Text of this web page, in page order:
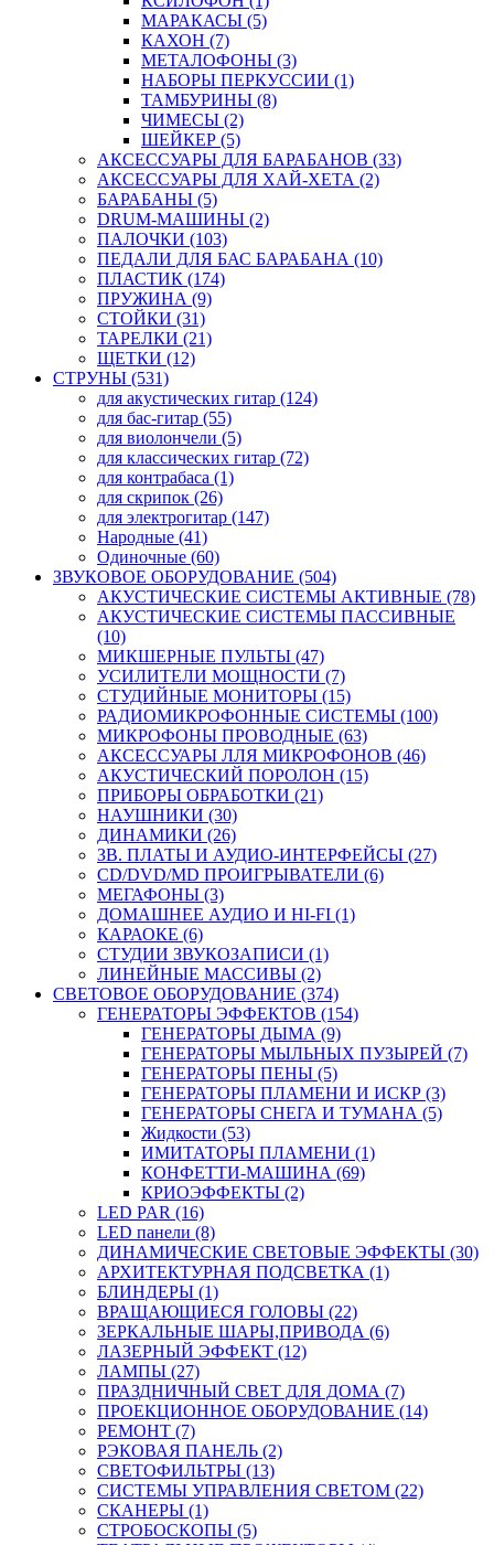
МАРАКАСЫ (5)
КАХОН (7)
МЕТАЛОФОНЫ (3)
НАБОРЫ ПЕРКУССИИ (1)
ТАМБУРИНЫ (8)
ЧИМЕСЫ (2)
ШЕЙКЕР (5)
АКСЕССУАРЫ ДЛЯ БАРАБАНОВ (33)
АКСЕССУАРЫ ДЛЯ ХАЙ-ХЕТА (2)
БАРАБАНЫ (5)
DRUM-МАШИНЫ (2)
ПАЛОЧКИ (103)
ПЕДАЛИ ДЛЯ БАС БАРАБАНА (10)
ПЛАСТИК (174)
ПРУЖИНА (9)
СТОЙКИ (31)
ТАРЕЛКИ (21)
ЩЕТКИ (12)
СТРУНЫ (531)
для акустических гитар (124)
для бас-гитар (55)
для виолончели (5)
для классических гитар (72)
для контрабаса (1)
для скрипок (26)
для электрогитар (147)
Народные (41)
Одиночные (60)
ЗВУКОВОЕ ОБОРУДОВАНИЕ (504)
АКУСТИЧЕСКИЕ СИСТЕМЫ АКТИВНЫЕ (78)
АКУСТИЧЕСКИЕ СИСТЕМЫ ПАССИВНЫЕ
(10)
МИКШЕРНЫЕ ПУЛЬТЫ (47)
УСИЛИТЕЛИ МОЩНОСТИ (7)
СТУДИЙНЫЕ МОНИТОРЫ (15)
РАДИОМИКРОФОННЫЕ СИСТЕМЫ (100)
МИКРОФОНЫ ПРОВОДНЫЕ (63)
АКСЕССУАРЫ ЛЛЯ МИКРОФОНОВ (46)
АКУСТИЧЕСКИЙ ПОРОЛОН (15)
ПРИБОРЫ ОБРАБОТКИ (21)
НАУШНИКИ (30)
ДИНАМИКИ (26)
ЗВ. ПЛАТЫ И АУДИО-ИНТЕРФЕЙСЫ (27)
CD/DVD/MD ПРОИГРЫВАТЕЛИ (6)
МЕГАФОНЫ (3)
ДОМАШНЕЕ АУДИО И HI-FI (1)
КАРАОКЕ (6)
СТУДИИ ЗВУКОЗАПИСИ (1)
ЛИНЕЙНЫЕ МАССИВЫ (2)
СВЕТОВОЕ ОБОРУДОВАНИЕ (374)
ГЕНЕРАТОРЫ ЭФФЕКТОВ (154)
ГЕНЕРАТОРЫ ДЫМА (9)
ГЕНЕРАТОРЫ МЫЛЬНЫХ ПУЗЫРЕЙ (7)
ГЕНЕРАТОРЫ ПЕНЫ (5)
ГЕНЕРАТОРЫ ПЛАМЕНИ И ИСКР (3)
ГЕНЕРАТОРЫ СНЕГА И ТУМАНА (5)
Жидкости (53)
ИМИТАТОРЫ ПЛАМЕНИ (1)
КОНФЕТТИ-МАШИНА (69)
КРИОЭФФЕКТЫ (2)
LED PAR (16)
LED панели (8)
ДИНАМИЧЕСКИЕ СВЕТОВЫЕ ЭФФЕКТЫ (30)
АРХИТЕКТУРНАЯ ПОДСВЕТКА (1)
БЛИНДЕРЫ (1)
ВРАЩАЮЩИЕСЯ ГОЛОВЫ (22)
ЗЕРКАЛЬНЫЕ ШАРЫ,ПРИВОДА (6)
ЛАЗЕРНЫЙ ЭФФЕКТ (12)
ЛАМПЫ (27)
ПРАЗДНИЧНЫЙ СВЕТ ДЛЯ ДОМА (7)
ПРОЕКЦИОННОЕ ОБОРУДОВАНИЕ (14)
РЕМОНТ (7)
РЭКОВАЯ ПАНЕЛЬ (2)
СВЕТОФИЛЬТРЫ (13)
СИСТЕМЫ УПРАВЛЕНИЯ СВЕТОМ (22)
СКАНЕРЫ (1)
СТРОБОСКОПЫ (5)